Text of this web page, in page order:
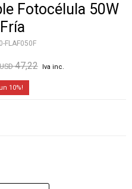
Fotocélula 50W
FLAF050F
USD 47,22
10